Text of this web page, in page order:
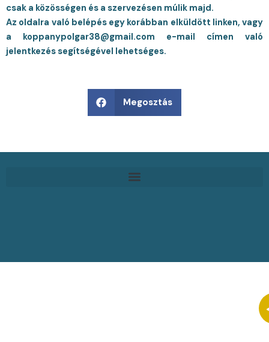
csak a közösségen és a szervezésen múlik majd.
Az oldalra való belépés egy korábban elküldött linken, vagy
a koppanypolgar38@gmail.com e-mail címen való
jelentkezés segítségével lehetséges.
Megosztás